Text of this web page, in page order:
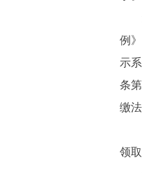
经
例
示
条
缴
因
领
如